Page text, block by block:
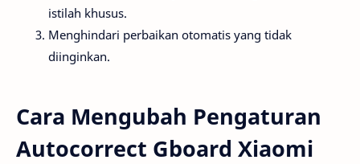
istilah khusus.
Menghindari perbaikan otomatis yang tidak
diinginkan.
Cara Mengubah Pengaturan
Autocorrect Gboard Xiaomi